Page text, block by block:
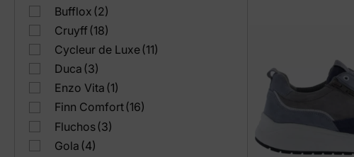
Bufflox (2)
Cruyff(18)
Cycleur de Luxe(11)
Duca (3)
Enzo Vita (1)
Finn Comfort(16)
Fluchos(3)
Gola (4)